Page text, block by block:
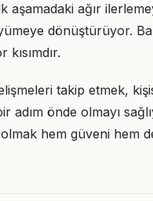
aşamadaki ağır
dönüştürüyor.
takip etmek,
adım önde olmayı
hem güveni hem